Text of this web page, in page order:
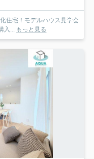
住宅！モデルハウス見学会
入... もっと見る